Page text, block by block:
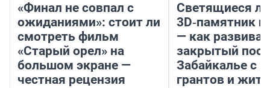
«Финал не совпал с
ожиданиями»: стоит ли
смотреть фильм
«Старый орел» на
большом экране —
честная рецензия
Светящиеся
3D‑памятник и
— как
закрытый
Забайкалье с
грантов и